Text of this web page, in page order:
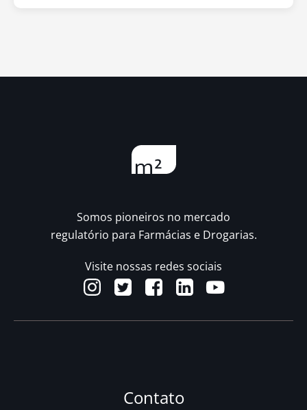
Somos pioneiros no mercado
regulatório para Farmácias e Drogarias.
Visite nossas redes sociais
Contato